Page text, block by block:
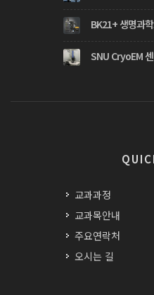
BK21+ 생명과
SNU CryoEM
교과과정
교과목안내
주요연락처
오시는 길